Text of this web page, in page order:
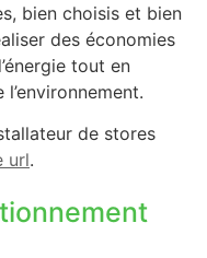
bien choisis et bien
des économies
tout en
de stores
url.